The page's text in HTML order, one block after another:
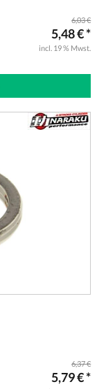
6,03 €
5,48 € *
incl. 19 % Mwst.
6,37 €
5,79 € *